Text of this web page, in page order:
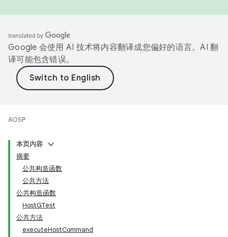
Google 会使用 AI 技术将内容翻译成您偏好的语言。AI 翻
译可能包含错误。
AOSP
本页内容
摘要
公共构造函数
公共方法
公共构造函数
HostGTest
公共方法
executeHostCommand